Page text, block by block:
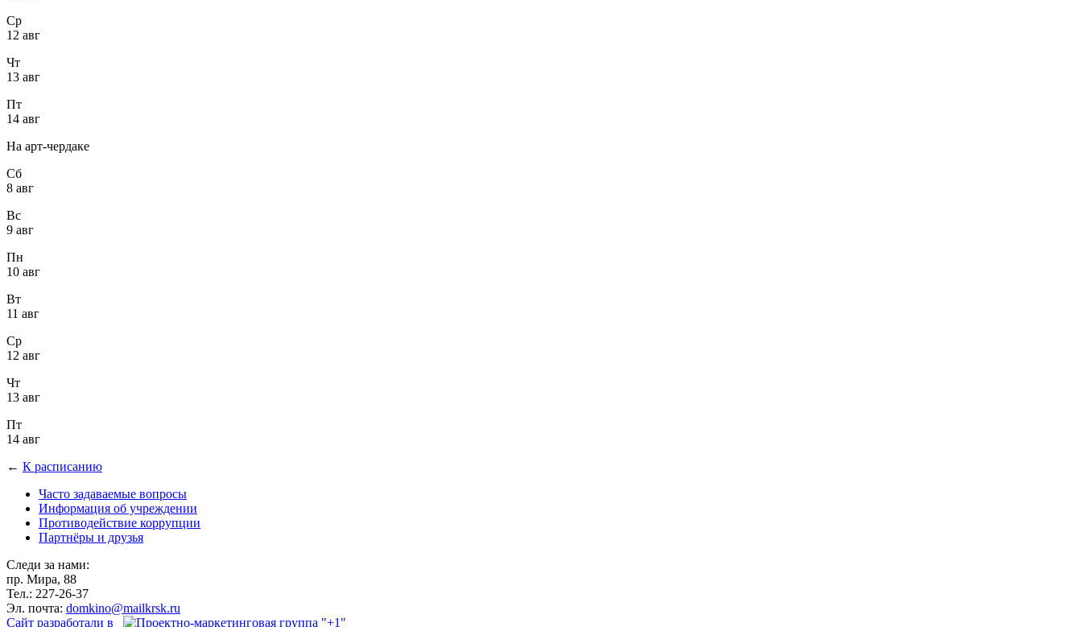
Ср
12 авг
Чт
13 авг
Пт
14 авг
На арт-чердаке
Сб
8 авг
Вс
9 авг
Пн
10 авг
Вт
11 авг
Ср
12 авг
Чт
13 авг
Пт
14 авг
← К расписанию
Часто задаваемые вопросы
Информация об учреждении
Противодействие коррупции
Партнёры и друзья
Следи за нами:
пр. Мира, 88
Тел.: 227-26-37
Эл. почта: domkino@mailkrsk.ru
Сайт разработали в